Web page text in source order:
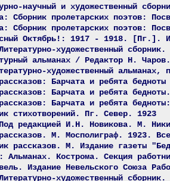
научный и художественный
Сборник пролетарских поэтов:
Сборник пролетарских поэтов:
Октябрь!: 1917 - 1918. [Пг.].
художественный
альманах / Редактор Н.
художественный
Барчата и ребята
Барчата и ребята
Барчата и ребята
стихотворений. Пг. Север. 1923
редакцией И.Н. Новикова. М.
М. Мосполиграф. 1923.
рассказов. М. Издание газеты
Альманах. Кострома. Секция
Издание Невельского Союза
художественный